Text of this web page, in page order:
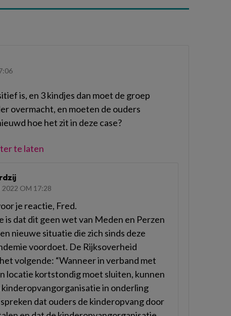
is, en 3 kindjes dan moet de groep
overmacht, en moeten de ouders
hoe het zit in deze case?
te laten
2022 OM 17:28
je reactie, Fred.
is dat dit geen wet van Meden en Perzen
nieuwe situatie die zich sinds deze
voordoet. De Rijksoverheid
volgende: “Wanneer in verband met
locatie kortstondig moet sluiten, kunnen
kinderopvangorganisatie in onderling
dat ouders de kinderopvang door